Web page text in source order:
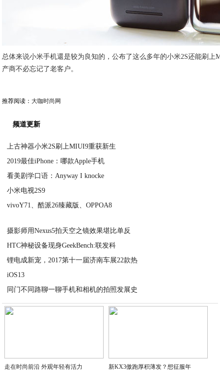
总体来说小米手机還是较为良知的，公布了这么多年的小米2S还能刷
产商不必忘记了老客户。
推荐阅读： 大咖时尚网
频道更新
上古神器小米2S刷上MIUI9重获新生
2019最佳iPhone：哪款Apple手机
看美剧学口语：Anyway I knocke
小米电视2S9
vivoY71、酷派26臻藏版、OPPOA8
摄影师用Nexus5拍天空之镜效果堪比单反
HTC神秘设备现身GeekBench:联发科
锂电成新宠，2017第十一届济南车展22款热
iOS13
同门不同路聊一聊手机和相机的拍照发展史
2020-09-04
走在时尚前沿 外观年轻有活力 新KX3傲跑厚积薄发？想征服年